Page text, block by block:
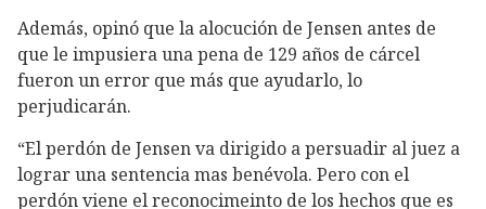
Además, opinó que la alocución de Jensen antes de
que le impusiera una pena de 129 años de cárcel
fueron un error que más que ayudarlo, lo
perjudicarán.
“El perdón de Jensen va dirigido a persuadir al juez a
lograr una sentencia mas benévola. Pero con el
perdón viene el reconocimeinto de los hechos que es